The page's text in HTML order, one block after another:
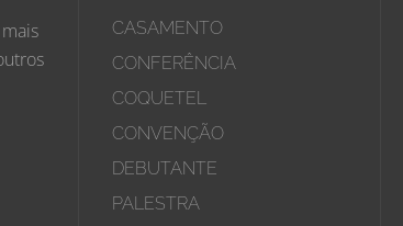
CASAMENTO
CONFERÊNCIA
COQUETEL
CONVENÇÃO
DEBUTANTE
PALESTRA